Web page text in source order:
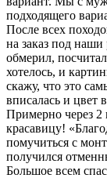
подходящего
После всех
на заказ под
обмерил,
хотелось, и
скажу, что это
вписалась и цвет
Примерно через
красавицу!
помучиться с
получился
Большое всем